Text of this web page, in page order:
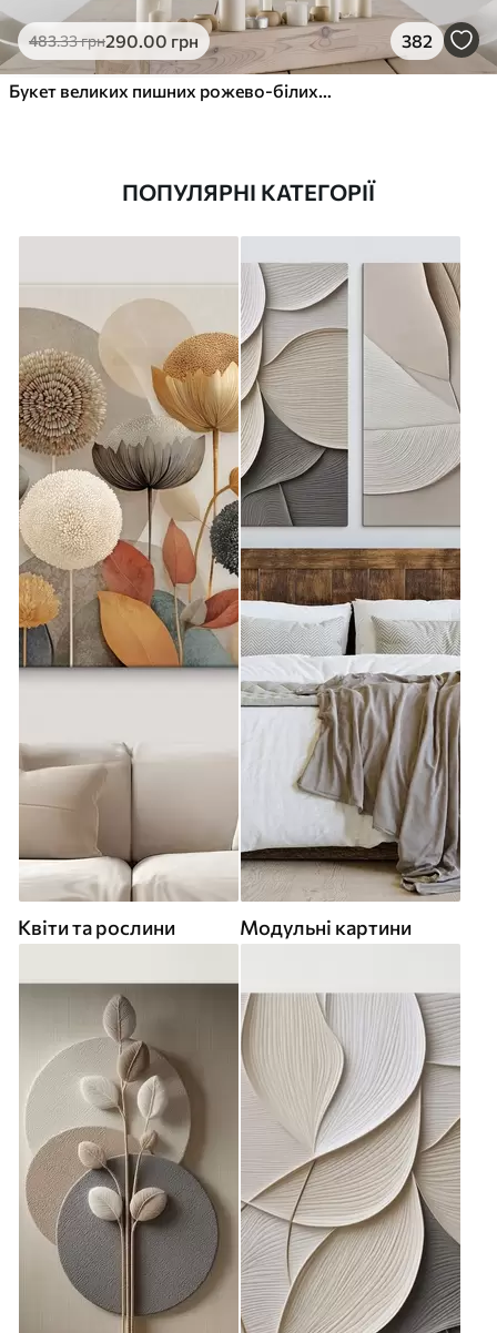
483.33грн290.00 грн 382
Букет великих пишних рожево-білих квітів півонії із зеленим листям на м’якому розмитому фоні
ПОПУЛЯРНІ КАТЕГОРІЇ
Квіти та рослини Модульні картини